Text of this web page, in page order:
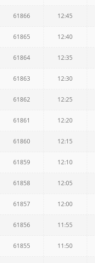
61866 12:45
61865 12:40
61864 12:35
61863 12:30
61862 12:25
61861 12:20
61860 12:15
61859 12:10
61858 12:05
61857 12:00
61856 11:55
61855 11:50